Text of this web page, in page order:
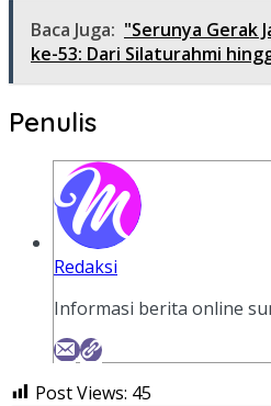
Baca Juga: "Serunya Gerak
ke-53: Dari Silaturahmi
Penulis
Redaksi
Informasi berita online
Post Views: 45